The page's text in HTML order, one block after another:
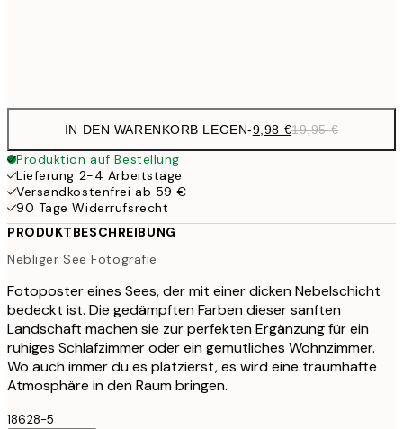
IN DEN WARENKORB LEGEN-9,98 €19,95 €
Produktion auf Bestellung
Lieferung 2-4 Arbeitstage
Versandkostenfrei ab 59 €
90 Tage Widerrufsrecht
PRODUKTBESCHREIBUNG
Nebliger See Fotografie
Fotoposter eines Sees, der mit einer dicken Nebelschicht
bedeckt ist. Die gedämpften Farben dieser sanften
Landschaft machen sie zur perfekten Ergänzung für ein
ruhiges Schlafzimmer oder ein gemütliches Wohnzimmer.
Wo auch immer du es platzierst, es wird eine traumhafte
Atmosphäre in den Raum bringen.
18628-5